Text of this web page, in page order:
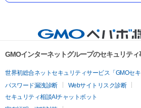
GMOインターネットグループのセキュリテ
世界初総合ネットセキュリティサービス「GMOセキ
パスワード漏洩診断
Webサイトリスク診断
セキュリティ相談AIチャットボット